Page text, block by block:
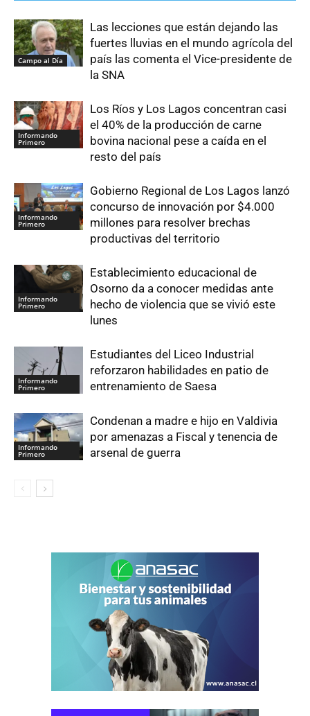
Campo al Día
Las lecciones que están dejando las
fuertes lluvias en el mundo agrícola del
país las comenta el Vice-presidente de
la SNA
Informando
Primero
Los Ríos y Los Lagos concentran casi
el 40% de la producción de carne
bovina nacional pese a caída en el
resto del país
Informando
Primero
Gobierno Regional de Los Lagos lanzó
concurso de innovación por $4.000
millones para resolver brechas
productivas del territorio
Informando
Primero
Establecimiento educacional de
Osorno da a conocer medidas ante
hecho de violencia que se vivió este
lunes
Informando
Primero
Estudiantes del Liceo Industrial
reforzaron habilidades en patio de
entrenamiento de Saesa
Informando
Primero
Condenan a madre e hijo en Valdivia
por amenazas a Fiscal y tenencia de
arsenal de guerra